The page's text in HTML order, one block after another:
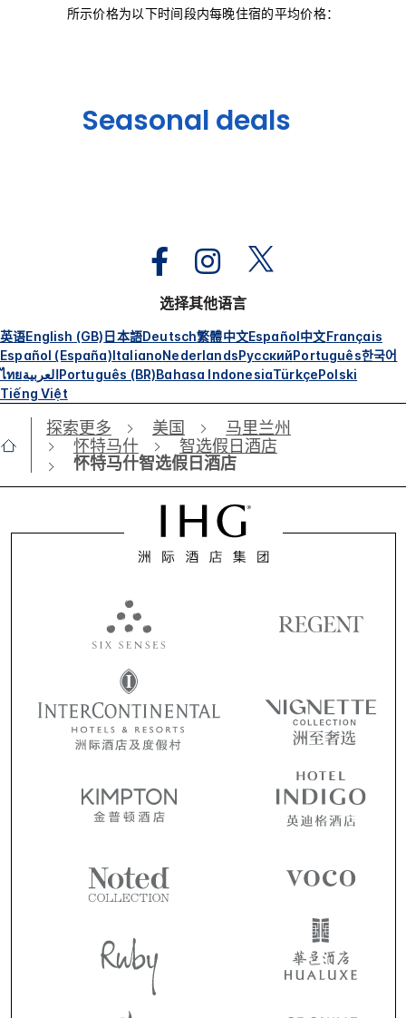
所示价格为以下时间段内每晚住宿的平均价格：
Seasonal deals
选择其他语言
英语English (GB)日本語Deutsch繁體中文Español中文Français
Español (España)ItalianoNederlandsРусскийPortuguês한국어
ไทยالعربيةPortuguês (BR)Bahasa IndonesiaTürkçePolski
Tiếng Việt
探索更多 美国
马里兰州
怀特马什
智选假日酒店
怀特马什智选假日酒店